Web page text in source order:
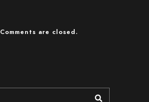
Comments are closed.